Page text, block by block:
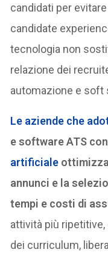
candidati per
candidate
tecnologia non
relazione dei
automazione e soft
Le aziende che
e software ATS
artificiale
annunci e la
tempi e costi di
attività più
dei curriculum,